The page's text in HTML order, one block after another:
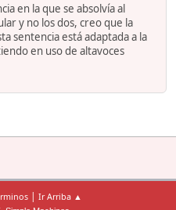
en la que se absolvía al
y no los dos, creo que la
sentencia está adaptada a la
en uso de altavoces
| Ir Arriba ▲